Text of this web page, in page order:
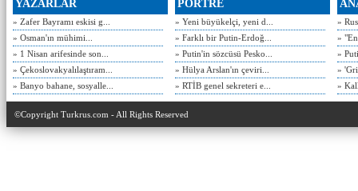
YAZARLAR
» Zafer Bayramı eskisi g...
» Osman'ın mühimi...
» 1 Nisan arifesinde son...
» Çekoslovakyalılaştıram...
» Banyo bahane, sosyalle...
PORTRE
» Yeni büyükelçi, yeni d...
» Farklı bir Putin-Erdoğ...
» Putin'in sözcüsü Pesko...
» Hülya Arslan'ın çeviri...
» RTİB genel sekreteri e...
»
»
»
»
»
©Copyright Turkrus.com - All Rights Reserved